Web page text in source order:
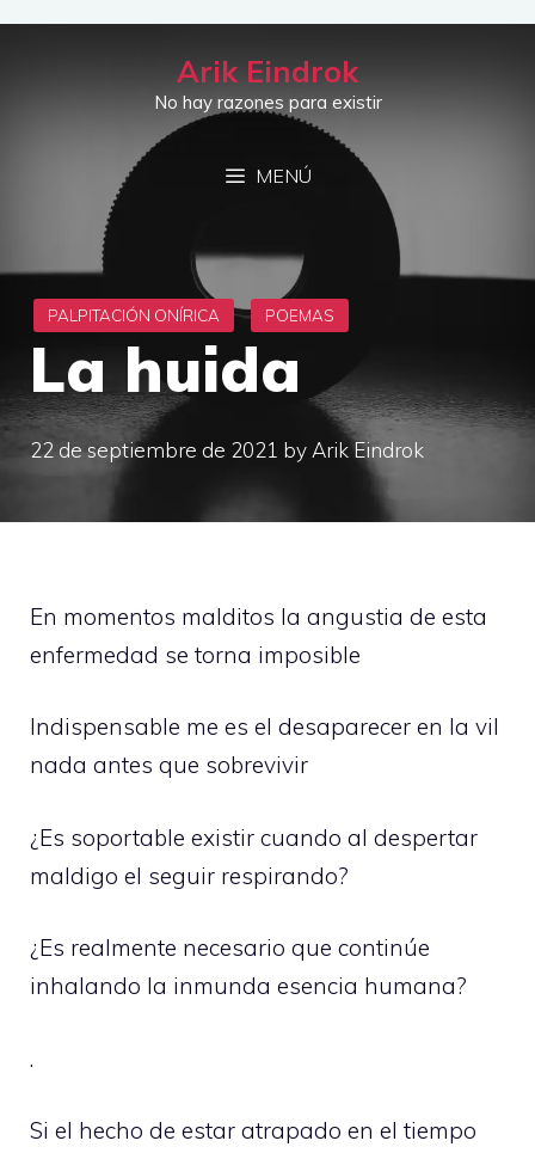
Saltar
Arik Eindrok
No hay razones para existir
MENÚ
La huida
22 de septiembre de 2021 by Arik Eindrok
En momentos malditos la angustia de esta
enfermedad se torna imposible
Indispensable me es el desaparecer en la vil
nada antes que sobrevivir
¿Es soportable existir cuando al despertar
maldigo el seguir respirando?
¿Es realmente necesario que continúe
inhalando la inmunda esencia humana?
.
Si el hecho de estar atrapado en el tiempo